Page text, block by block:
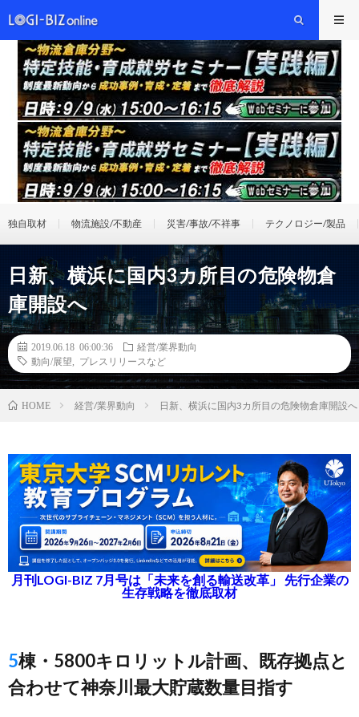
独自取材 物流施設/不動産 災害/事故/不祥事 テクノロジー/製品
日新、横浜に国内3カ所目の危険物倉
庫開設へ
2019.06.18 06:00:36
経営/業界動向
動向/展望
プレスリリースなど
HOME 経営/業界動向 日新、横浜に国内3カ所目の危険物倉庫開設へ
月刊LOGI-BIZ 7月号は「未来を創る輸送改革」 先行企業の
生存戦略を徹底取材
5棟・5800キロリットル計画、既存拠点と
合わせて神奈川最大貯蔵数量目指す